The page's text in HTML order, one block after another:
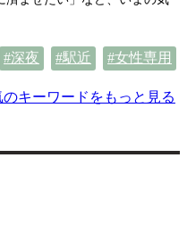
深夜 駅近 女性専用
のキーワードをもっと見る